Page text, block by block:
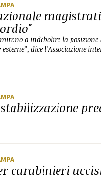
mirano a indebolire la
dice l’Associazione
carabinieri